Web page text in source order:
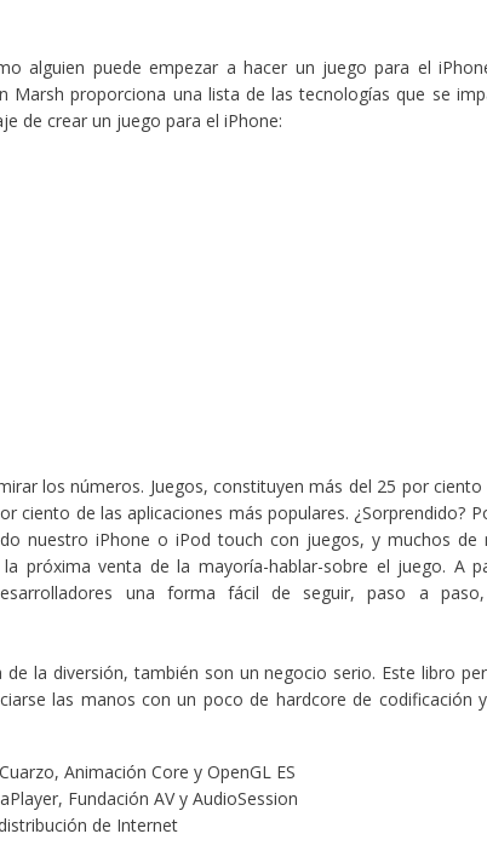
alguien puede empezar a hacer un juego para el
Marsh proporciona una lista de las tecnologías que se
de crear un juego para el iPhone:
los números. Juegos, constituyen más del 25 por
ciento de las aplicaciones más populares. ¿Sorprendido?
nuestro iPhone o iPod touch con juegos, y muchos de
próxima venta de la mayoría-hablar-sobre el juego. A
una forma fácil de seguir, paso a
la diversión, también son un negocio serio. Este libro
las manos con un poco de hardcore de codificación
Animación Core y OpenGL ES
Fundación AV y AudioSession
de Internet